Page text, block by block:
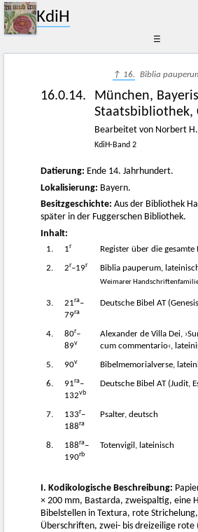
KdiH
☰
↑ 16. Biblia
16.0.14.
München,
Staatsbibliothek,
Bearbeitet von Norbert
KdiH-Band 2
Datierung: Ende 14. Jahrhundert.
Lokalisierung: Bayern.
Besitzgeschichte: Aus der Bibliothek
später in der Fuggerschen Bibliothek.
Inhalt:
1. 1r Register über die
2. 2r–19r Biblia pauperum,
Weimarer
3. 21ra–
79ra
Deutsche Bibel AT
4. 80r–
89v
Alexander de Villa Dei,
cum commentario‹,
5. 90v Bibelmemorialverse,
6. 91ra–
132vb
Deutsche Bibel AT (Judit,
7. 133r–
188ra
Psalter, deutsch
8. 188ra–
190rb
Totenvigil, lateinisch
I. Kodikologische Beschreibung:
× 200 mm, Bastarda, zweispaltig, eine
Bibelstellen in Textura, rote
Überschriften, zwei- bis dreizeilige rote